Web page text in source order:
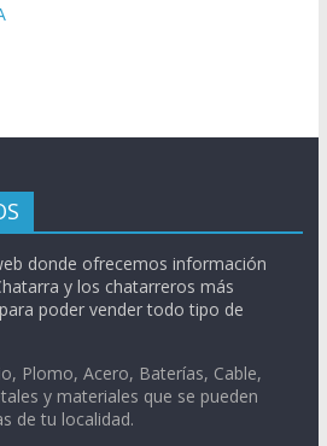
donde ofrecemos información
y los chatarreros más
poder vender todo tipo de
Plomo, Acero, Baterías, Cable,
y materiales que se pueden
de tu localidad.